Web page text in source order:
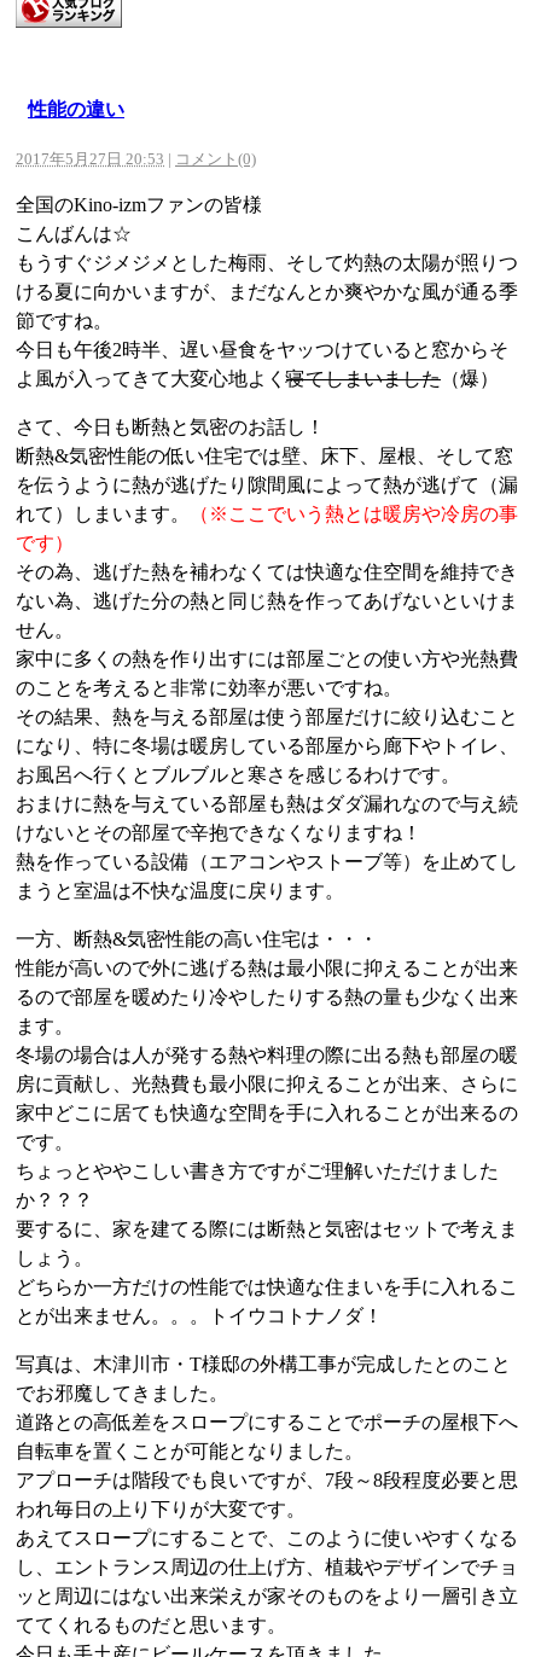
性能の違い
2017年5月27日 20:53 コメント(0)
全国のKino-izmファンの皆様
こんばんは☆
もうすぐジメジメとした梅雨、そして灼熱の太陽が照りつ
ける夏に向かいますが、まだなんとか爽やかな風が通る季
節ですね。
今日も午後2時半、遅い昼食をヤッつけていると窓からそ
よ風が入ってきて大変心地よく寝てしまいました （爆）
さて、今日も断熱と気密のお話し！
断熱&気密性能の低い住宅では壁、床下、屋根、そして窓
を伝うように熱が逃げたり隙間風によって熱が逃げて（漏
れて）しまいます。
（※ここでいう熱とは暖房や冷房の事
です）
その為、逃げた熱を補わなくては快適な住空間を維持でき
ない為、逃げた分の熱と同じ熱を作ってあげないといけま
せん。
家中に多くの熱を作り出すには部屋ごとの使い方や光熱費
のことを考えると非常に効率が悪いですね。
その結果、熱を与える部屋は使う部屋だけに絞り込むこと
になり、特に冬場は暖房している部屋から廊下やトイレ、
お風呂へ行くとブルブルと寒さを感じるわけです。
おまけに熱を与えている部屋も熱はダダ漏れなので与え続
けないとその部屋で辛抱できなくなりますね！
熱を作っている設備（エアコンやストーブ等）を止めてし
まうと室温は不快な温度に戻ります。
一方、断熱&気密性能の高い住宅は・・・
性能が高いので外に逃げる熱は最小限に抑えることが出来
るので部屋を暖めたり冷やしたりする熱の量も少なく出来
ます。
冬場の場合は人が発する熱や料理の際に出る熱も部屋の暖
房に貢献し、光熱費も最小限に抑えることが出来、さらに
家中どこに居ても快適な空間を手に入れることが出来るの
です。
ちょっとややこしい書き方ですがご理解いただけました
か？？？
要するに、家を建てる際には断熱と気密はセットで考えま
しょう。
どちらか一方だけの性能では快適な住まいを手に入れるこ
とが出来ません。。。トイウコトナノダ！
写真は、木津川市・T様邸の外構工事が完成したとのこと
でお邪魔してきました。
道路との高低差をスロープにすることでポーチの屋根下へ
自転車を置くことが可能となりました。
アプローチは階段でも良いですが、7段～8段程度必要と思
われ毎日の上り下りが大変です。
あえてスロープにすることで、このように使いやすくなる
し、エントランス周辺の仕上げ方、植栽やデザインでチョ
ッと周辺にはない出来栄えが家そのものをより一層引き立
ててくれるものだと思います。